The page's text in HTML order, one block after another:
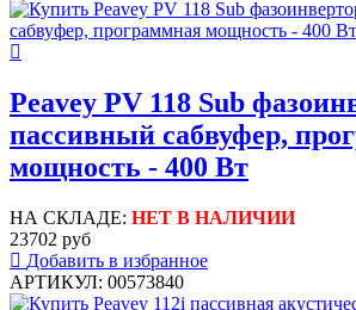
Peavey PV 118 Sub
пассивный сабвуфер,
мощность - 400 Вт
НА СКЛАДЕ: НЕТ В НАЛИЧИИ
23702 руб
Добавить в избранное
АРТИКУЛ: 00573840